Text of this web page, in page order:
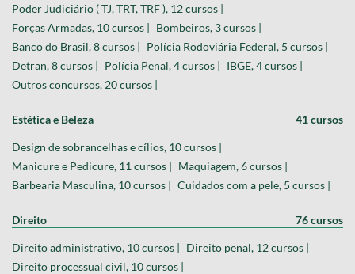
Poder Judiciário ( TJ, TRT, TRF ), 12 cursos |
Forças Armadas, 10 cursos | Bombeiros, 3 cursos |
Banco do Brasil, 8 cursos | Polícia Rodoviária Federal, 5 cursos |
Detran, 8 cursos | Polícia Penal, 4 cursos | IBGE, 4 cursos |
Outros concursos, 20 cursos |
Estética e Beleza 41 cursos
Design de sobrancelhas e cílios, 10 cursos |
Manicure e Pedicure, 11 cursos | Maquiagem, 6 cursos |
Barbearia Masculina, 10 cursos | Cuidados com a pele, 5 cursos |
Direito 76 cursos
Direito administrativo, 10 cursos | Direito penal, 12 cursos |
Direito processual civil, 10 cursos |